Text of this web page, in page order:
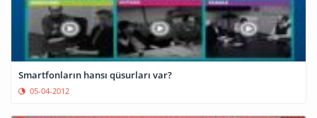
Smartfonların hansı qüsurları var?
05-04-2012